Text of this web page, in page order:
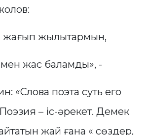
жағып жылытармын,
мен жас баламды», -
«Слова поэта суть его
– іс-әрекет. Демек
жай ғана « сөздер,